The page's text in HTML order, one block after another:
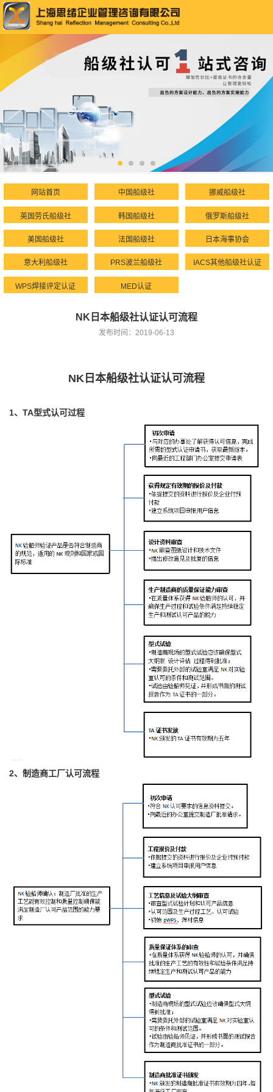
网站首页 中国船级社 挪威船级社
英国劳氏船级社 韩国船级社 俄罗斯船级社
美国船级社 法国船级社 日本海事协会
意大利船级社 PRS波兰船级社 IACS其他船级社认证
WPS焊接评定认证 MED认证
NK日本船级社认证认可流程
发布时间：2019-06-13
NK日本船级社认证认可流程
1、TA型式认可过程
2、制造商工厂认可流程